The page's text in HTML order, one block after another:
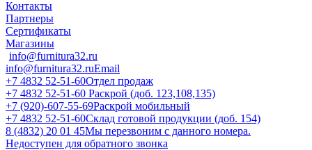
Контакты
Партнеры
Сертификаты
Магазины
info@furnitura32.ru
info@furnitura32.ruEmail
+7 4832 52-51-60Отдел продаж
+7 4832 52-51-60 Раскрой (доб. 123,108,135)
+7 (920)-607-55-69Раскрой мобильный
+7 4832 52-51-60Склад готовой продукции (доб. 154)
8 (4832) 20 01 45Мы перезвоним с данного номера.
Недоступен для обратного звонка